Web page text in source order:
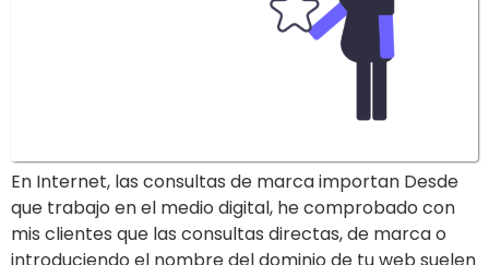
En Internet, las consultas de marca importan Desde
que trabajo en el medio digital, he comprobado con
mis clientes que las consultas directas, de marca o
introduciendo el nombre del dominio de tu web suelen